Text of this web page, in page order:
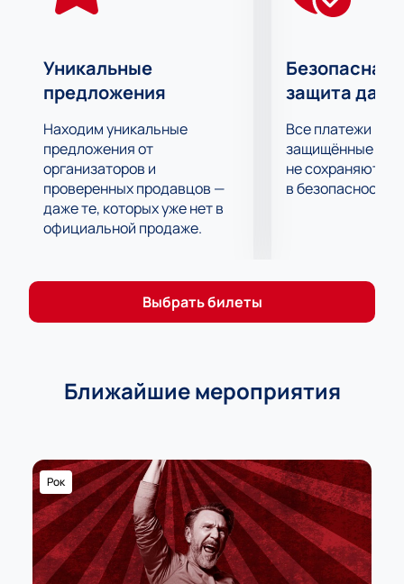
Уникальные
предложения
Находим уникальные
предложения от
организаторов и
проверенных продавцов —
даже те, которых уже нет в
официальной продаже.
Безопасная
защита
Все платежи
защищённые
не сохраняются
в безопасности.
Выбрать билеты
Ближайшие мероприятия
Рок